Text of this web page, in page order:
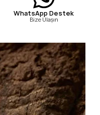
WhatsApp Destek
Bize Ulaşın